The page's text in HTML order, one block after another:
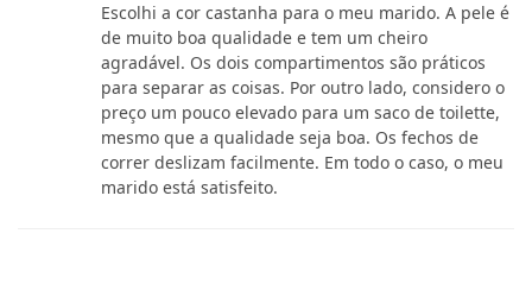
Escolhi a cor castanha para o meu marido. A pele é
de muito boa qualidade e tem um cheiro
agradável. Os dois compartimentos são práticos
para separar as coisas. Por outro lado, considero o
preço um pouco elevado para um saco de toilette,
mesmo que a qualidade seja boa. Os fechos de
correr deslizam facilmente. Em todo o caso, o meu
marido está satisfeito.